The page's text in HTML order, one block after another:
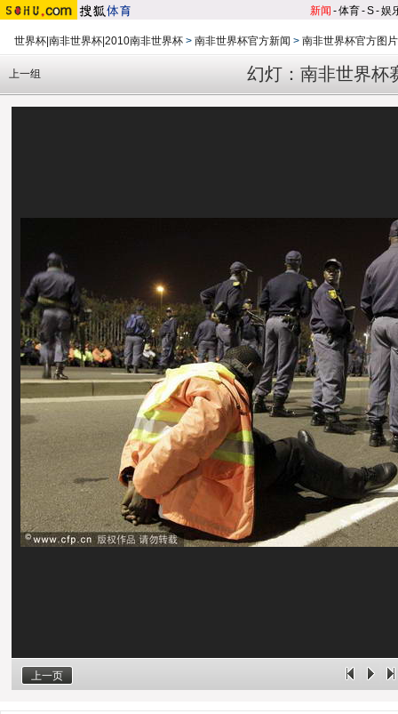
新闻 -体育-S-娱
世界杯|南非世界杯|2010南非世界杯 > 南非世界杯官方新闻 > 南非世界杯官方图片
幻灯：南非世界杯
上一组
上一页